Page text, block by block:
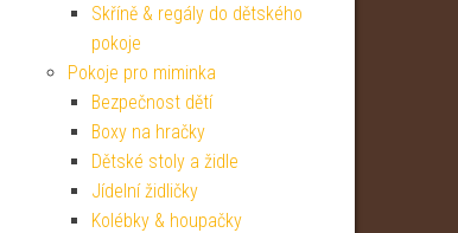
Skříně & regály do dětského
pokoje
Pokoje pro miminka
Bezpečnost dětí
Boxy na hračky
Dětské stoly a židle
Jídelní židličky
Kolébky & houpačky